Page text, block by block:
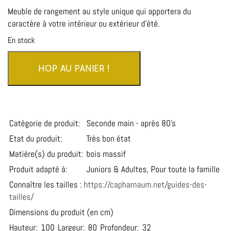
Meuble de rangement au style unique qui apportera du
caractère à votre intérieur ou extérieur d’été.
En stock
HOP AU PANIER !
Catégorie de produit:
Seconde main - après 80’s
Etat du produit:
Très bon état
Matière(s) du produit: bois massif
Produit adapté à:
Juniors & Adultes, Pour toute la famille
Connaître les tailles : https://capharnaum.net/guides-des-
tailles/
Dimensions du produit (en cm)
Hauteur: 100 Largeur: 80 Profondeur: 32